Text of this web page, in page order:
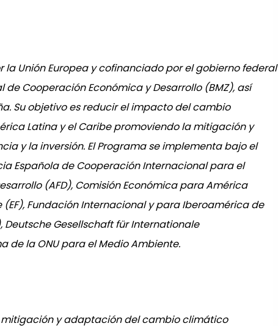
la Unión Europea y cofinanciado por el gobierno federal
Cooperación Económica y Desarrollo (BMZ), así
Su objetivo es reducir el impacto del cambio
Latina y el Caribe promoviendo la mitigación y
y la inversión. El Programa se implementa bajo el
Española de Cooperación Internacional para el
(AFD), Comisión Económica para América
(EF), Fundación Internacional y para Iberoamérica de
Deutsche Gesellschaft für Internationale
de la ONU para el Medio Ambiente.
mitigación y adaptación del cambio climático